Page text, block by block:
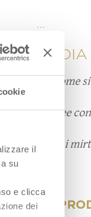
il
su
e clicca
dei
...
cos’è e come
estive: 12 idee
conservare i
PER